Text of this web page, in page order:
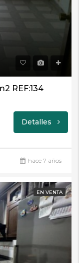
REF:134
Detalles
hace 7 años
EN VENTA